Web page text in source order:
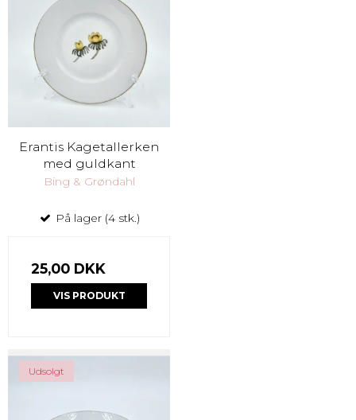
Erantis Kagetallerken
med guldkant
Bing & Grøndahl
På lager (4 stk.)
25,00 DKK
VIS PRODUKT
Udsolgt